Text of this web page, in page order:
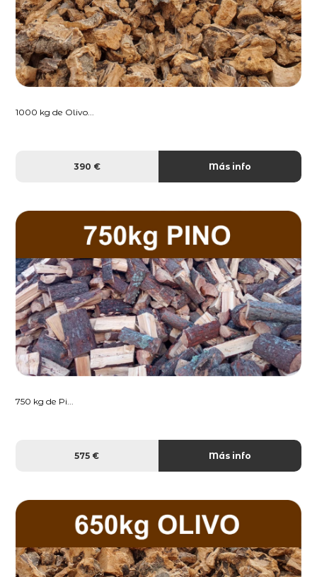
1000 kg de Olivo...
390 € Más info
750 kg de Pi...
575 € Más info